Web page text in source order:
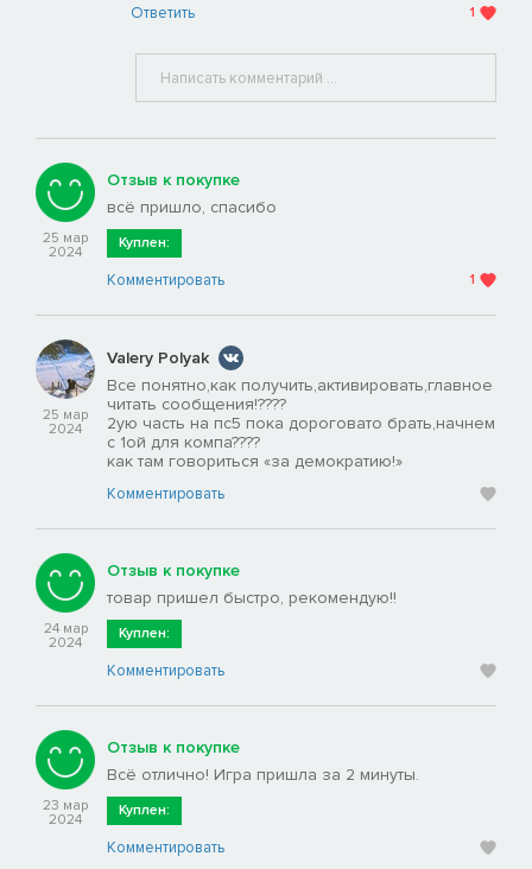
Ответить 1
25 мар
2024
Отзыв к покупке
всё пришло, спасибо
Куплен:
Комментировать 1
25 мар
2024
Valery Polyak
Все понятно,как получить,активировать,главное
читать сообщения!????
2ую часть на пс5 пока дороговато брать,начнем
с 1ой для компа????
как там говориться «за демократию!»
Комментировать
24 мар
2024
Отзыв к покупке
товар пришел быстро, рекомендую!!
Куплен:
Комментировать
23 мар
2024
Отзыв к покупке
Всё отлично! Игра пришла за 2 минуты.
Куплен:
Комментировать